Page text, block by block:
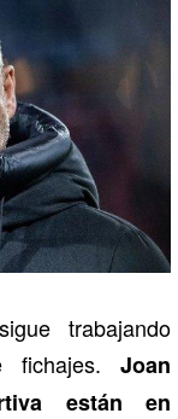
trabajando
fichajes. Joan
están en